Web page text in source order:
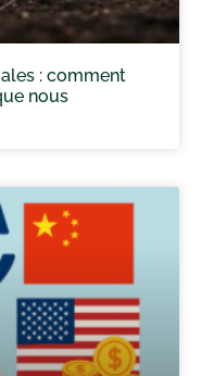
: comment
nous